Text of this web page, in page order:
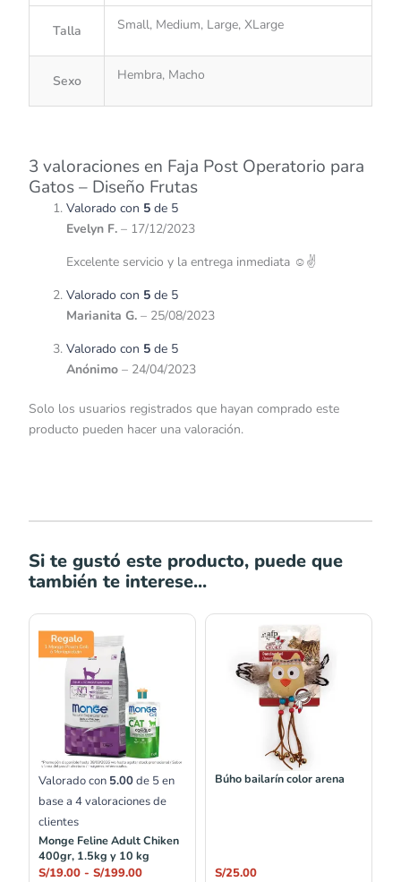
Talla Small, Medium, Large, XLarge
Sexo Hembra, Macho
3 valoraciones en Faja Post Operatorio para
Gatos – Diseño Frutas
Valorado con 5 de 5
Evelyn F. – 17/12/2023
Excelente servicio y la entrega inmediata ☺️✌️
Valorado con 5 de 5
Marianita G. – 25/08/2023
Valorado con 5 de 5
Anónimo – 24/04/2023
Solo los usuarios registrados que hayan comprado este
producto pueden hacer una valoración.
Si te gustó este producto, puede que
también te interese...
Valorado con 5.00de 5 en
base a 4valoraciones de
clientes
Monge Feline Adult Chiken
400gr, 1.5kg y 10 kg
S/19.00 - S/199.00
desde
S/19.00
hasta
S/199.00
Búho bailarín color arena
S/25.00